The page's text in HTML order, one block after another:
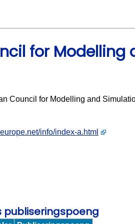
for Modelling
Council for Modelling and
info/index-a.html
publiseringspoeng